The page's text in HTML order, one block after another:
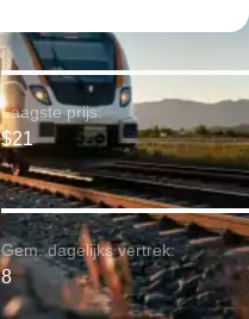
Laagste prijs:
$21
Gem. dagelijks vertrek:
8